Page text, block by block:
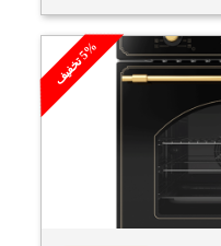
5
%
ت
خ
ف
ی
ف